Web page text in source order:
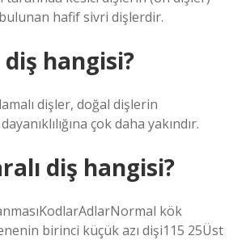
hafif sivri dişlerdir.
diş hangisi?
dişler, doğal dişlerin
çok daha yakındır.
diş hangisi?
kök
birinci küçük azı dişi115 25Üst